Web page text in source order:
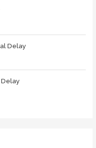
Delay